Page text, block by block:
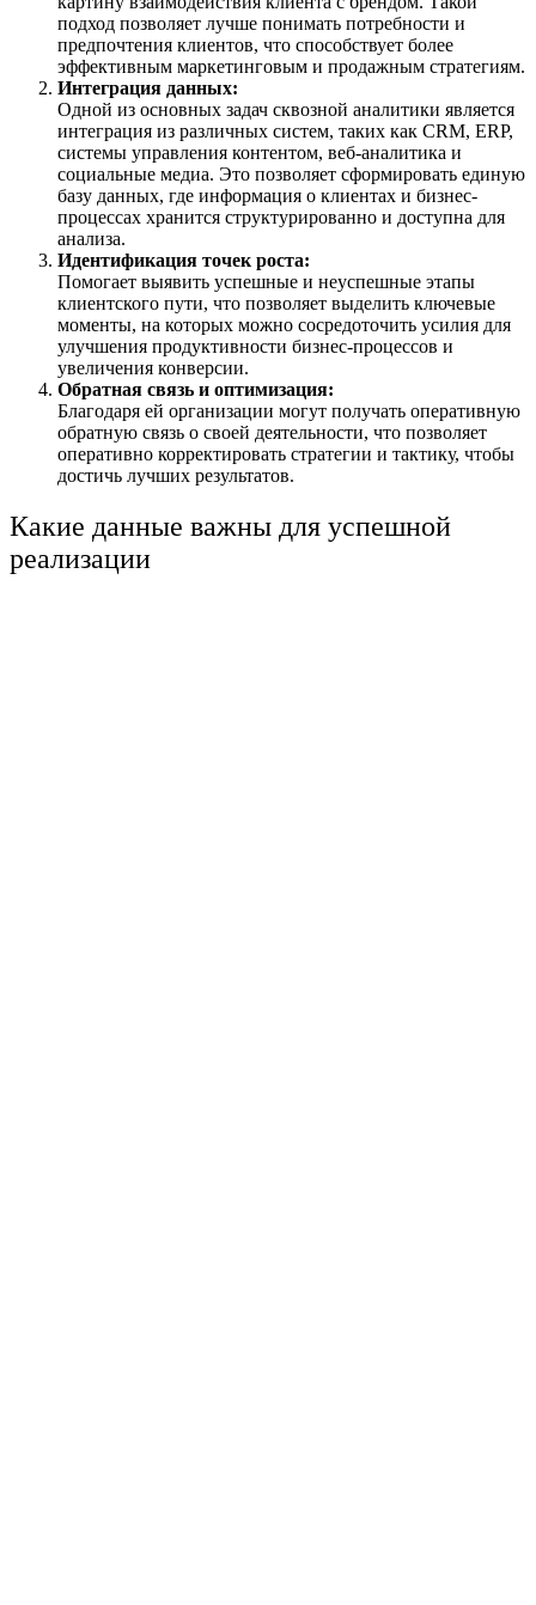
подход позволяет лучше понимать потребности и
предпочтения клиентов, что способствует более
эффективным маркетинговым и продажным стратегиям.
Интеграция данных:
Одной из основных задач сквозной аналитики является
интеграция из различных систем, таких как CRM, ERP,
системы управления контентом, веб-аналитика и
социальные медиа. Это позволяет сформировать единую
базу данных, где информация о клиентах и бизнес-
процессах хранится структурированно и доступна для
анализа.
Идентификация точек роста:
Помогает выявить успешные и неуспешные этапы
клиентского пути, что позволяет выделить ключевые
моменты, на которых можно сосредоточить усилия для
улучшения продуктивности бизнес-процессов и
увеличения конверсии.
Обратная связь и оптимизация:
Благодаря ей организации могут получать оперативную
обратную связь о своей деятельности, что позволяет
оперативно корректировать стратегии и тактику, чтобы
достичь лучших результатов.
Какие данные важны для успешной
реализации